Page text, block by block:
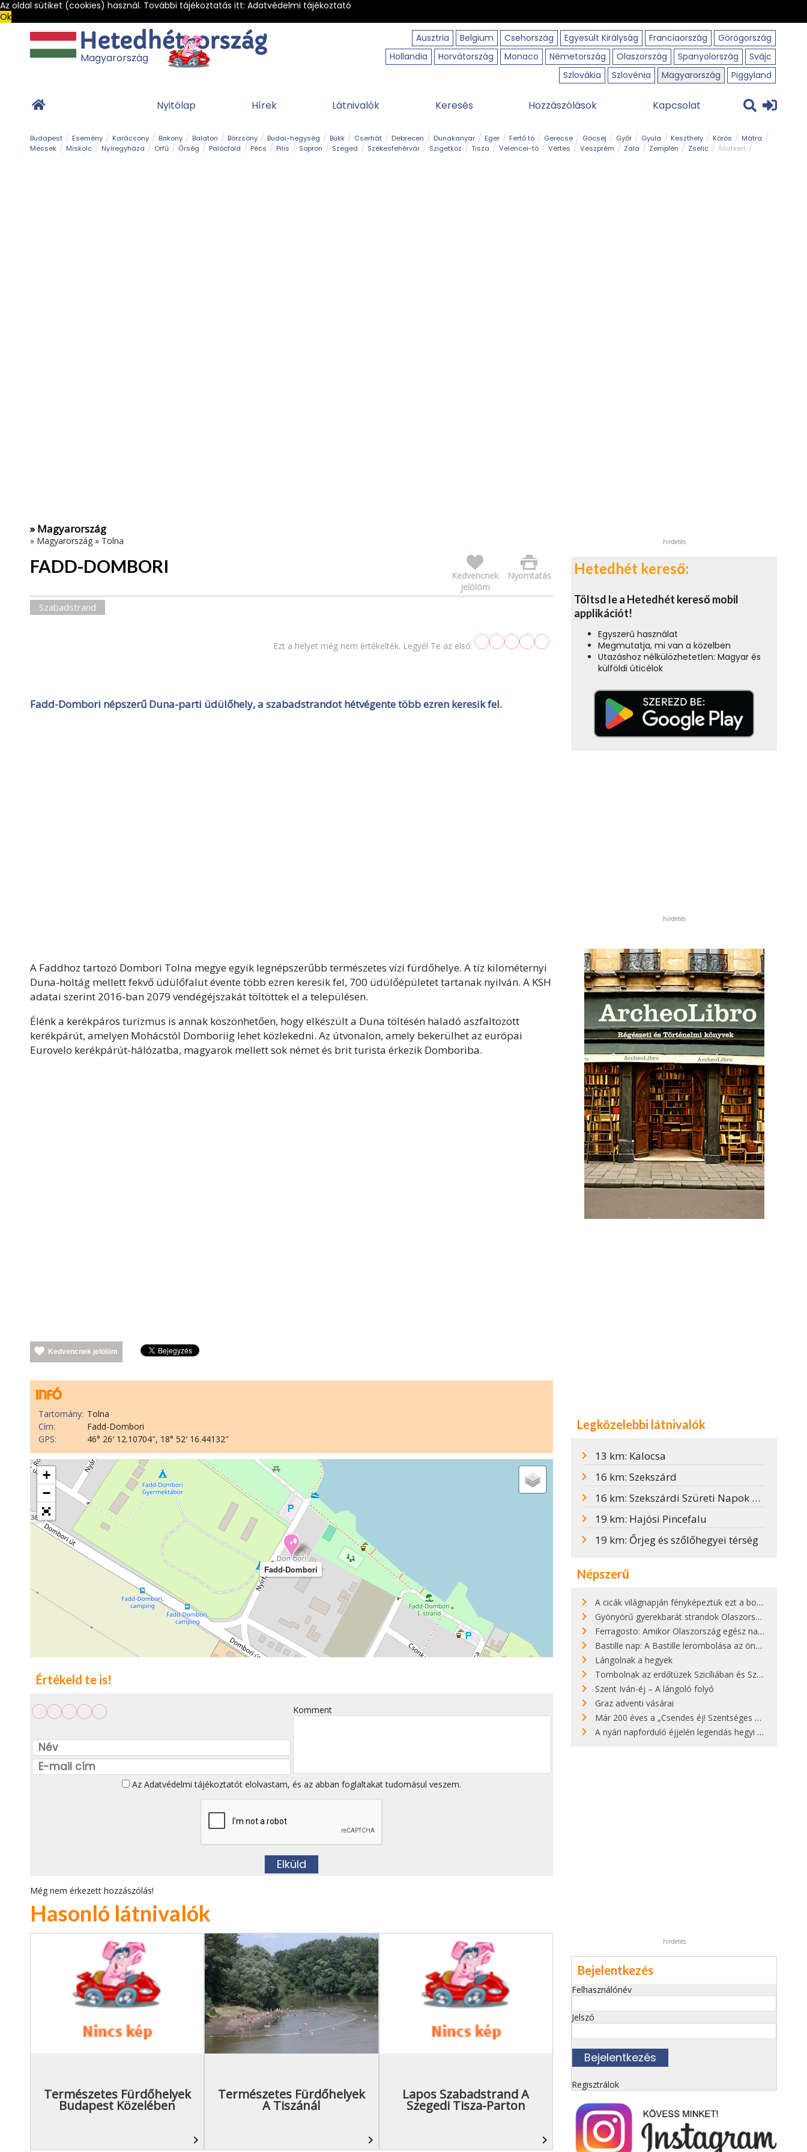
Az oldal sütiket (cookies) használ. További tájékoztatás itt: Adatvédelmi tájékoztató
Ok
Ausztria
Belgium Csehország Egyesült Királyság Franciaország
Görögország
Hollandia
Horvátország Monaco Németország Olaszország Spanyolország
Svájc
Szlovákia
Szlovénia Magyarország Piggyland
Magyarország
Nyitólap Hírek Látnivalók Keresés Hozzászólások Kapcsolat
Budapest Esemény Karácsony Bakony Balaton Börzsöny Budai-hegység Bükk Cserhát Debrecen Dunakanyar Eger Fertő tó Gerecse Göcsej Győr Gyula Keszthely Körös
Mátra
Mecsek
Miskolc Nyíregyháza Orfű Őrség Palócföld Pécs Pilis Sopron Szeged Székesfehérvár Szigetköz Tisza Velencei-tó Vértes Veszprém Zala Zemplén Zselic
Állatkert
» Magyarország
» Magyarország » Tolna
FADD-DOMBORI Nyomtatás
Kedvencnek
jelölöm
Szabadstrand
Ezt a helyet még nem értékelték. Legyél Te az első:
Fadd-Dombori népszerű Duna-parti üdülőhely, a szabadstrandot hétvégente több ezren keresik fel.
A Faddhoz tartozó Dombori Tolna megye egyik legnépszerűbb természetes vízi fürdőhelye. A tíz kilométernyi
Duna-holtág mellett fekvő üdülőfalut évente több ezren keresik fel, 700 üdülőépületet tartanak nyilván. A KSH
adatai szerint 2016-ban 2079 vendégéjszakát töltöttek el a településen.
Élénk a kerékpáros turizmus is annak köszönhetően, hogy elkészült a Duna töltésén haladó aszfaltozott
kerékpárút, amelyen Mohácstól Domboriig lehet közlekedni. Az útvonalon, amely bekerülhet az európai
Eurovelo kerékpárút-hálózatba, magyarok mellett sok német és brit turista érkezik Domboriba.
Kedvencnek jelölöm
Tartomány: Tolna
Cím:
Fadd-Dombori
GPS:
46° 26′ 12.10704″, 18° 52′ 16.44132″
Fadd-Dombori
+
−
Értékeld te is!
Komment
Az Adatvédelmi tájékoztatót elolvastam, és az abban foglaltakat tudomásul veszem.
Még nem érkezett hozzászólás!
Hasonló látnivalók
Természetes Fürdőhelyek
Budapest Közelében
navigate_next
Természetes Fürdőhelyek
A Tiszánál
navigate_next
Lapos Szabadstrand A
Szegedi Tisza-Parton
navigate_next
hirdetés
Hetedhét kereső:
Töltsd le a Hetedhét kereső mobil
applikációt!
Egyszerű használat
Megmutatja, mi van a közelben
Utazáshoz nélkülözhetetlen: Magyar és
külföldi úticélok
hirdetés
Legközelebbi látnivalók
13 km: Kalocsa
16 km: Szekszárd
16 km: Szekszárdi Szüreti Napok 2025
19 km: Hajósi Pincefalu
19 km: Őrjeg és szőlőhegyei térség
Népszerű
A cicák világnapján fényképeztük ezt a bokor alatt hűsölő cicát Kisorosziban
Gyönyörű gyerekbarát strandok Olaszországban - megmutatjuk a 15 legjobbat
Ferragosto: Amikor Olaszország egész nap nyaral
Bastille nap: A Bastille lerombolása az önkényuralom végét jelentette
Lángolnak a hegyek
Tombolnak az erdőtüzek Szicíliában és Szardínián
Szent Iván-éj – A lángoló folyó
Graz adventi vásárai
Már 200 éves a „Csendes éj! Szentséges éj!”
A nyári napforduló éjjelén legendás hegyi tüzek világítják meg Zugspitzét
hirdetés
Bejelentkezés
Felhasználónév
Jelszó
Regisztrálok